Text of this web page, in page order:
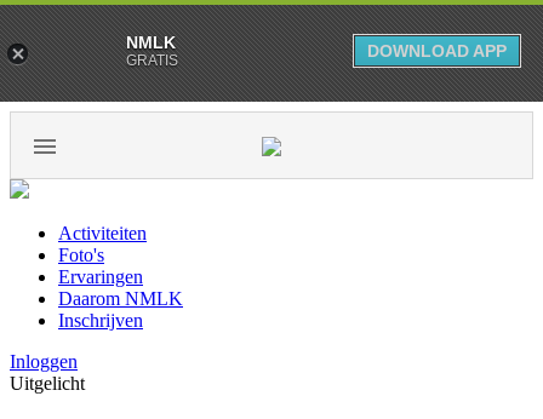
Activiteiten
Foto's
Ervaringen
Daarom NMLK
Inschrijven
Inloggen
Uitgelicht
NMLK
GRATIS DOWNLOAD APP